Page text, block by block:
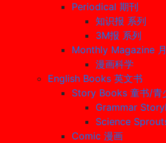
Periodical 期刊
知识报 系列
3M报 系列
Monthly Magazine
漫画科学
English Books 英文书
Story Books 童书/青
Grammar
Science
Comic 漫画